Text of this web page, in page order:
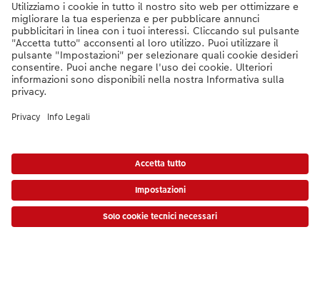
La gamma prodotti
I nostri consigli
Se hai domande sui prodotti o sull'ordine, non esitare a contattarci dal
20:00 (festività escluse)
DE|FR|IT